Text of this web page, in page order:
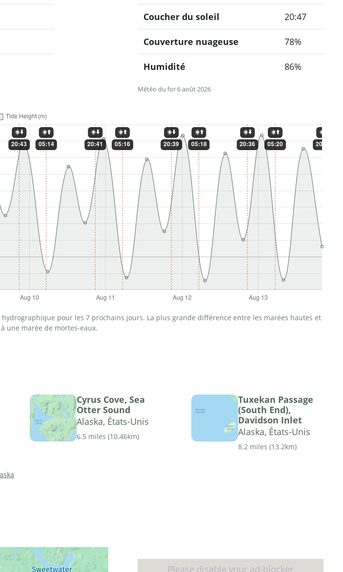
Météo du for 6 août 2026
Coucher du soleil 20:47
Couverture nuageuse 78%
Humidité 86%
pour les 7 prochains jours. La plus grande différence entre les marées hautes et
une marée de mortes-eaux.
Cyrus Cove, Sea
Otter Sound
Alaska, États-Unis
6.5 miles (10.46km)
Tuxekan Passage
(South End),
Davidson Inlet
Alaska, États-Unis
8.2 miles (13.2km)